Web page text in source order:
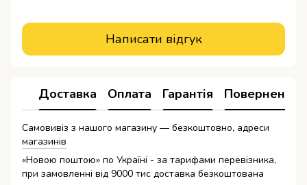
Написати відгук
Доставка Оплата Гарантія Повернення
Самовивіз з нашого магазину — безкоштовно, адреси
магазинів
«Новою поштою» по Україні - за тарифами перевізника,
при замовленні від 9000 тис доставка безкоштована